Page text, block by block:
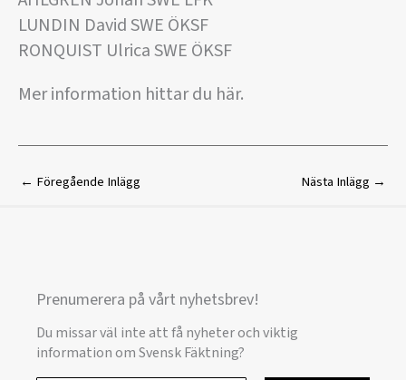
LUNDIN David SWE ÖKSF
RONQUIST Ulrica SWE ÖKSF
Mer information hittar du här.
← Föregående Inlägg Nästa Inlägg →
Prenumerera på vårt nyhetsbrev!
Du missar väl inte att få nyheter och viktig
information om Svensk Fäktning?